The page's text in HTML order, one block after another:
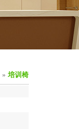
»培训椅